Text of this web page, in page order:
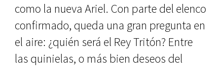
como la nueva Ariel. Con parte del elenco
confirmado, queda una gran pregunta en
el aire: ¿quién será el Rey Tritón? Entre
las quinielas, o más bien deseos del